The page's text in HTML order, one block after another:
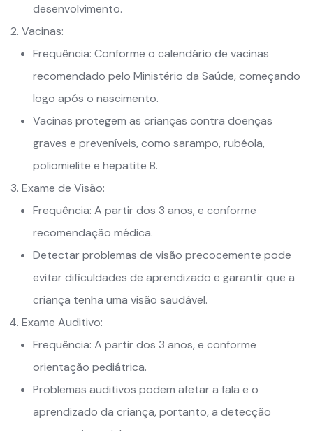
desenvolvimento.
Vacinas:
Frequência: Conforme o calendário de vacinas
recomendado pelo Ministério da Saúde, começando
logo após o nascimento.
Vacinas protegem as crianças contra doenças
graves e preveníveis, como sarampo, rubéola,
poliomielite e hepatite B.
Exame de Visão:
Frequência: A partir dos 3 anos, e conforme
recomendação médica.
Detectar problemas de visão precocemente pode
evitar dificuldades de aprendizado e garantir que a
criança tenha uma visão saudável.
Exame Auditivo:
Frequência: A partir dos 3 anos, e conforme
orientação pediátrica.
Problemas auditivos podem afetar a fala e o
aprendizado da criança, portanto, a detecção